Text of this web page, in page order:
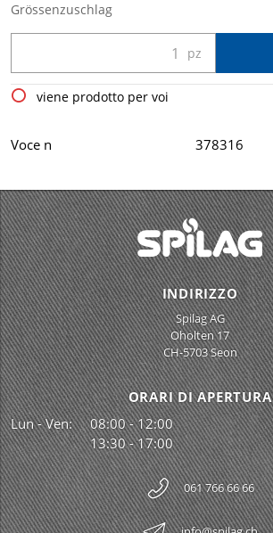
Grössenzuschlag
viene prodotto per voi
Voce n 378316
INDIRIZZO
Spilag AG
Oholten 17
CH-5703 Seon
ORARI DI APERTURA
Lun - Ven:
08:00 - 12:00
13:30 - 17:00
061 766 66 66